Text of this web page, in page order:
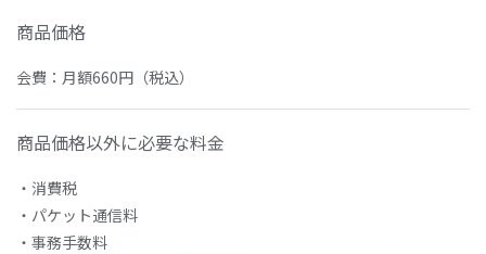
商品価格
会費：月額660円（税込）
商品価格以外に必要な料金
・消費税
・パケット通信料
・事務手数料